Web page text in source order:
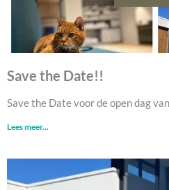
Save the Date!!
Save the Date voor de open dag
Lees meer...